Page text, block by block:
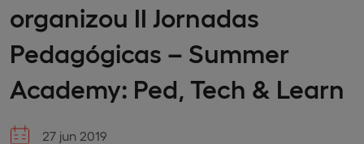
organizou II Jornadas
Pedagógicas – Summer
Academy: Ped, Tech & Learn
27 jun 2019